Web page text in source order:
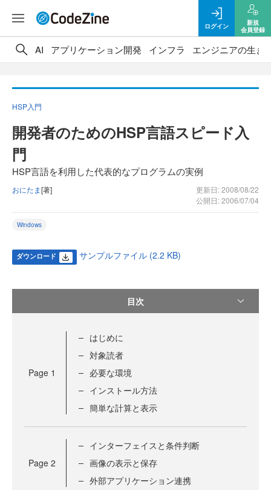
ログイン
新規
会員登録
AI アプリケーション開発 インフラ エンジニアの生き
HSP入門
開発者のためのHSP言語スピード入
門
HSP言語を利用した代表的なプログラムの実例
おにたま[著]
更新日: 2008/08/22
公開日: 2006/07/04
Windows
ダウンロード サンプルファイル (2.2 KB)
目次
Page 1
はじめに
対象読者
必要な環境
インストール方法
簡単な計算と表示
Page 2
インターフェイスと条件判断
画像の表示と保存
外部アプリケーション連携